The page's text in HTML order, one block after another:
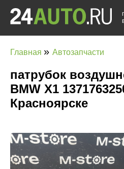
Главная » Автозапчасти
патрубок
BMW X1
Красноярске